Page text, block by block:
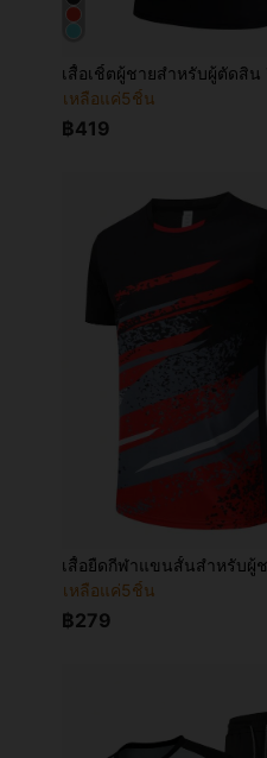
เหลือแค่5ชิ้น
฿419
เหลือแค่5ชิ้น
฿279